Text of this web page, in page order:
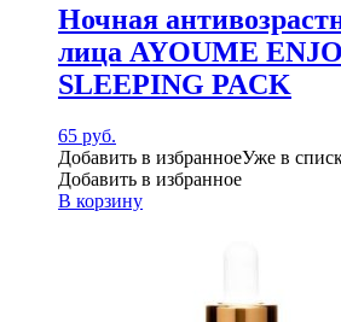
Ночная
лица AYOUME
SLEEPING PACK
65 руб.
Добавить в избранноеУже в
Добавить в избранное
В корзину